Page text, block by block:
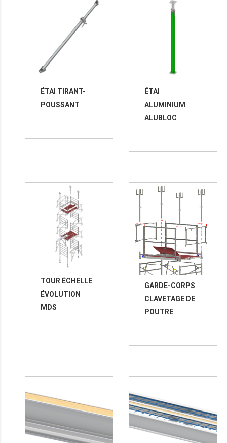
ÉTAI TIRANT-
POUSSANT
ÉTAI
ALUMINIUM
ALUBLOC
TOUR ÉCHELLE
ÉVOLUTION
MDS
GARDE-CORPS
CLAVETAGE DE
POUTRE